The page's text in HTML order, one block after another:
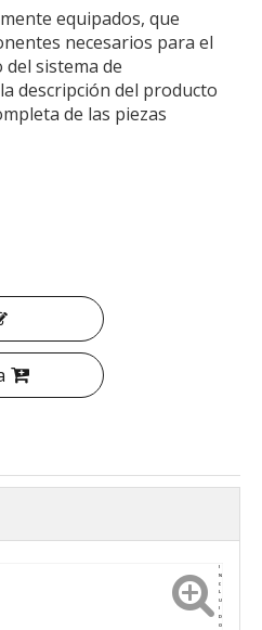
equipados, que
necesarios para el
sistema de
descripción del producto
de las piezas
N
C
L
U
D
O